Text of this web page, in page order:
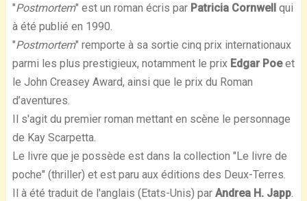
"Postmortem" est un roman écris par Patricia Cornwellqui
à été publié en 1990.
"Postmortem" remporte à sa sortie cinq prix internationaux
parmi les plus prestigieux, notamment le prix Edgar Poeet
le John Creasey Award, ainsi que le prix du Roman
d’aventures.
Il s'agit du premier roman mettant en scène le personnage
de Kay Scarpetta.
Le livre que je possède est dans la collection "Le livre de
poche" (thriller) et est paru aux éditions des Deux-Terres.
Il à été traduit de l'anglais (Etats-Unis) par Andrea H. Japp.